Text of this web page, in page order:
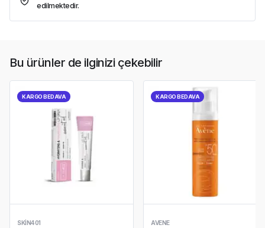
edilmektedir.
Bu ürünler de ilginizi çekebilir
KARGO BEDAVA
SKIN401
KARGO BEDAVA
AVENE